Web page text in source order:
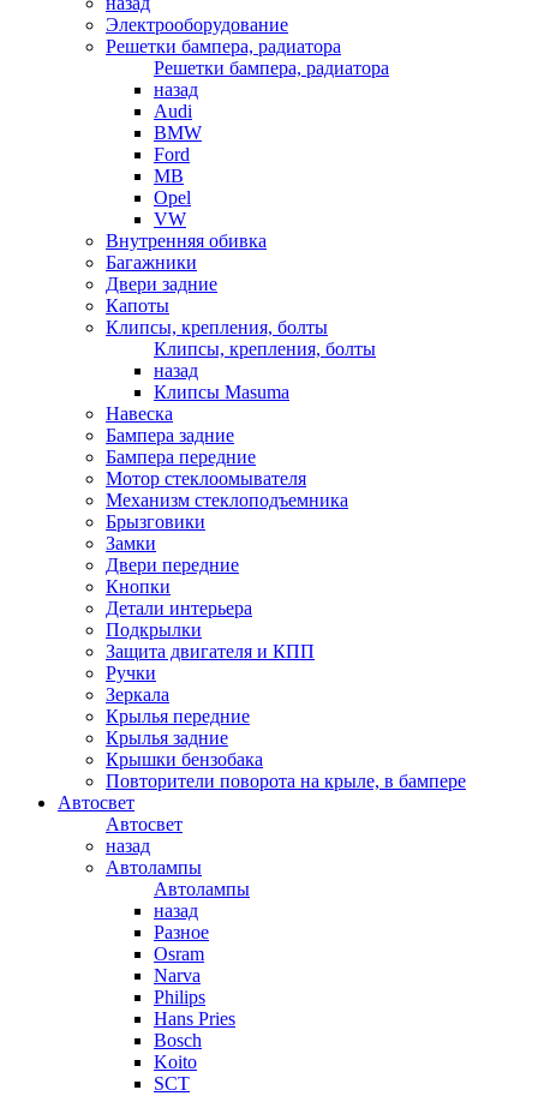
Электрооборудование
Решетки бампера, радиатора
Решетки бампера, радиатора
назад
Audi
BMW
Ford
MB
Opel
VW
Внутренняя обивка
Багажники
Двери задние
Капоты
Клипсы, крепления, болты
Клипсы, крепления, болты
назад
Клипсы Masuma
Навеска
Бампера задние
Бампера передние
Мотор стеклоомывателя
Механизм стеклоподъемника
Брызговики
Замки
Двери передние
Кнопки
Детали интерьера
Подкрылки
Защита двигателя и КПП
Ручки
Зеркала
Крылья передние
Крылья задние
Крышки бензобака
Повторители поворота на крыле, в бампере
Автосвет
Автосвет
назад
Автолампы
Автолампы
назад
Разное
Osram
Narva
Philips
Hans Pries
Bosch
Koito
SCT